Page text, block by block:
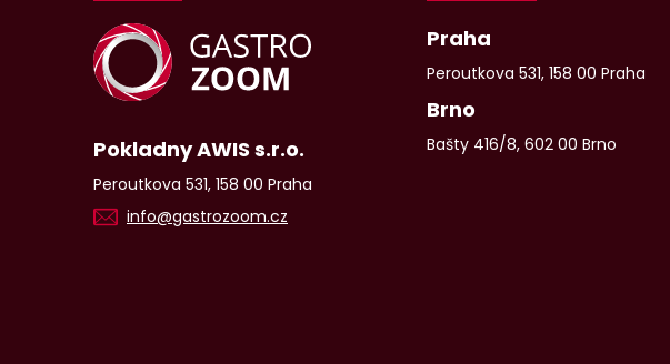
Pokladny AWIS s.r.o.
Peroutkova 531, 158 00 Praha
info@gastrozoom.cz
Praha
Peroutkova 531, 158 00 Praha
Brno
Bašty 416/8, 602 00 Brno